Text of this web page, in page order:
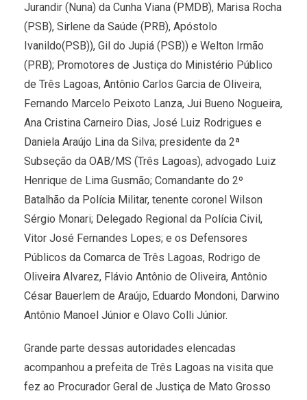
Jurandir (Nuna) da Cunha Viana (PMDB), Marisa Rocha
(PSB), Sirlene da Saúde (PRB), Apóstolo
Ivanildo(PSB)), Gil do Jupiá (PSB)) e Welton Irmão
(PRB); Promotores de Justiça do Ministério Público
de Três Lagoas, Antônio Carlos Garcia de Oliveira,
Fernando Marcelo Peixoto Lanza, Jui Bueno Nogueira,
Ana Cristina Carneiro Dias, José Luiz Rodrigues e
Daniela Araújo Lina da Silva; presidente da 2ª
Subseção da OAB/MS (Três Lagoas), advogado Luiz
Henrique de Lima Gusmão; Comandante do 2º
Batalhão da Polícia Militar, tenente coronel Wilson
Sérgio Monari; Delegado Regional da Polícia Civil,
Vitor José Fernandes Lopes; e os Defensores
Públicos da Comarca de Três Lagoas, Rodrigo de
Oliveira Alvarez, Flávio Antônio de Oliveira, Antônio
César Bauerlem de Araújo, Eduardo Mondoni, Darwino
Antônio Manoel Júnior e Olavo Colli Júnior.
Grande parte dessas autoridades elencadas
acompanhou a prefeita de Três Lagoas na visita que
fez ao Procurador Geral de Justiça de Mato Grosso